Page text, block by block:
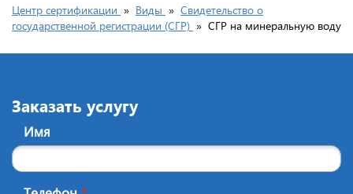
Центр сертификации » Виды » Свидетельство о
государственной регистрации (СГР) » CГР на минеральную воду
Заказать услугу
Имя